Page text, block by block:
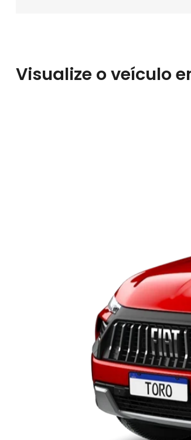
Visualize o veículo